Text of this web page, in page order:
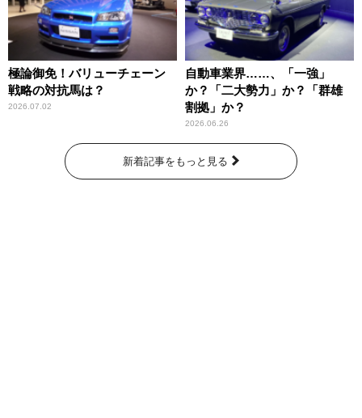
極論御免！バリューチェーン
戦略の対抗馬は？
2026.07.02
自動車業界……、「一強」
か？「二大勢力」か？「群雄
割拠」か？
2026.06.26
新着記事をもっと見る